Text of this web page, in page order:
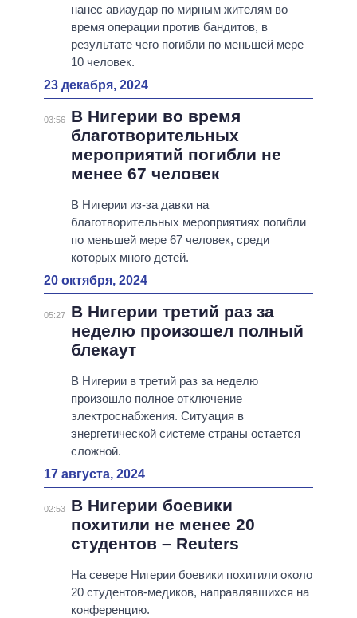
нанес авиаудар по мирным жителям во
время операции против бандитов, в
результате чего погибли по меньшей мере
10 человек.
23 декабря, 2024
03:56
В Нигерии во время
благотворительных
мероприятий погибли не
менее 67 человек
В Нигерии из-за давки на
благотворительных мероприятиях погибли
по меньшей мере 67 человек, среди
которых много детей.
20 октября, 2024
05:27
В Нигерии третий раз за
неделю произошел полный
блекаут
В Нигерии в третий раз за неделю
произошло полное отключение
электроснабжения. Ситуация в
энергетической системе страны остается
сложной.
17 августа, 2024
02:53
В Нигерии боевики
похитили не менее 20
студентов – Reuters
На севере Нигерии боевики похитили около
20 студентов-медиков, направлявшихся на
конференцию.